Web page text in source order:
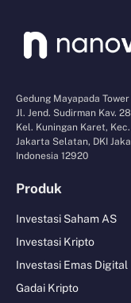
Gedung Mayapada
Jl. Jend. Sudirman Kav.
Kel. Kuningan Karet,
Jakarta Selatan, DKI
Indonesia 12920
Produk
Investasi Saham AS
Investasi Kripto
Investasi Emas Digital
Gadai Kripto